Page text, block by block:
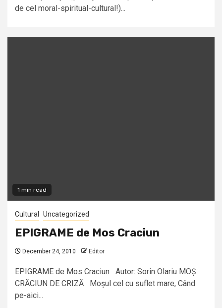
de cel moral-spiritual-cultural!)...
1 min read
Cultural Uncategorized
EPIGRAME de Mos Craciun
December 24, 2010 Editor
EPIGRAME de Mos Craciun Autor: Sorin Olariu MOȘ
CRĂCIUN DE CRIZĂ Moșul cel cu suflet mare, Când
pe-aici...